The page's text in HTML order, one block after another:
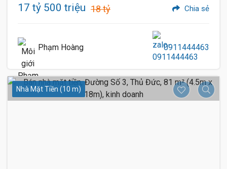
16 Tỷ
17 tỷ 500 triệu 18 tỷ Chia sẻ
Phạm Hoàng 0911444463
Nhà Mặt Tiền (10 m)